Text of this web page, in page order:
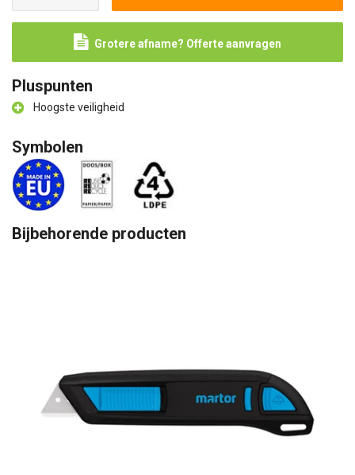
Grotere afname? Offerte aanvragen
Pluspunten
Hoogste veiligheid
Symbolen
Bijbehorende producten